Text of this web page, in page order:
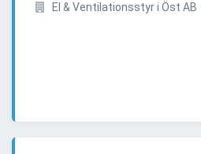
El & Ventilationsstyr i Öst AB